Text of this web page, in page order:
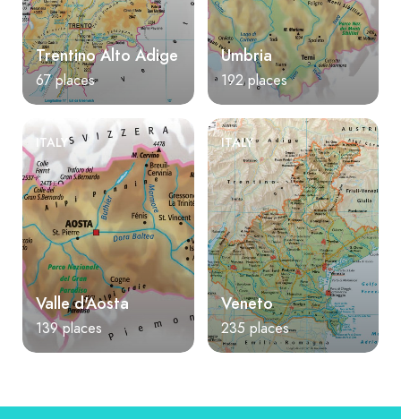
Trentino Alto Adige
67 places
Umbria
192 places
ITALY
Valle d'Aosta
139 places
ITALY
Veneto
235 places